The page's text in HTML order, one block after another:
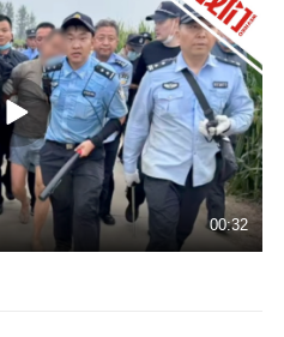
00:32